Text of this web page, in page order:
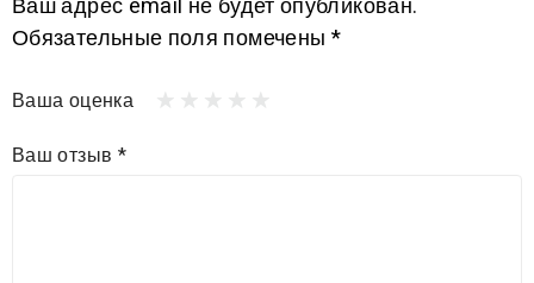
Обязательные поля помечены *
Ваша оценка
Ваш отзыв *